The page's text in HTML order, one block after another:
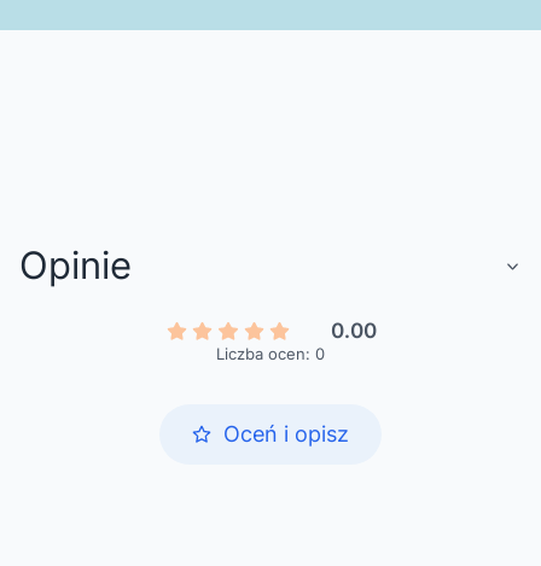
Opinie
0.00
Liczba ocen: 0
Oceń i opisz